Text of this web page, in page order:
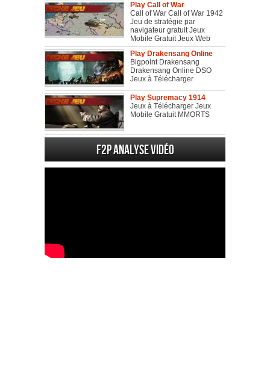
Play Call of War
Call of War Call of War 1942
Jeu de stratégie par
navigateur gratuit Jeux
Mobile Gratuit Jeux Web
Play Drakensang Online
Bigpoint Drakensang
Drakensang Online DSO
Jeux à Télécharger
Play Supremacy 1914
Jeux à Télécharger Jeux
Mobile Gratuit MMORTS
F2P Analyse vidéo